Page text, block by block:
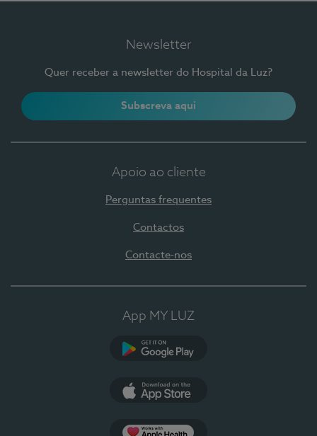
Newsletter
Quer receber a newsletter do Hospital da Luz?
Subscreva aqui
Apoio ao cliente
Perguntas frequentes
Contactos
Contacte-nos
App MY LUZ